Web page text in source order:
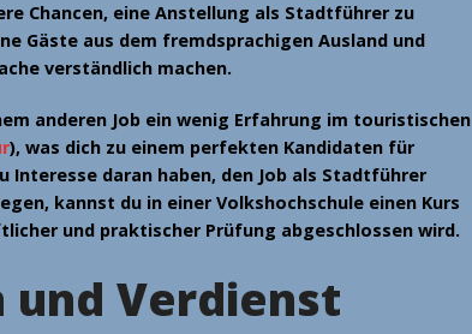
Chancen, eine Anstellung als Stadtführer zu
Gäste aus dem fremdsprachigen Ausland und
verständlich machen.
anderen Job ein wenig Erfahrung im touristischen
), was dich zu einem perfekten Kandidaten für
Interesse daran haben, den Job als Stadtführer
kannst du in einer Volkshochschule einen Kurs
und praktischer Prüfung abgeschlossen wird.
Verdienst